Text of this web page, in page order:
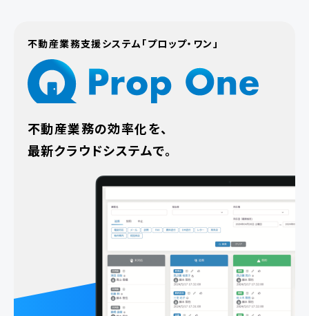
不動産業務支援システム「プロップ・ワン」
不動産業務の効率化を、
最新クラウドシステムで。